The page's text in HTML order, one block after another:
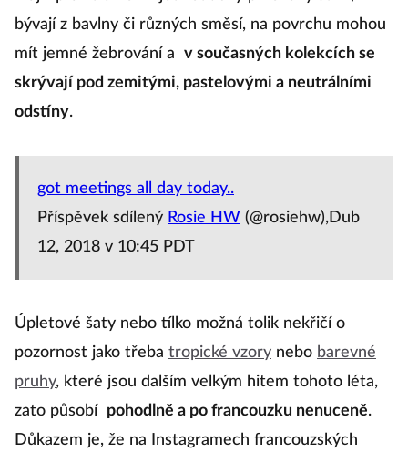
bývají z bavlny či různých směsí, na povrchu mohou
mít jemné žebrování a
v současných kolekcích se
skrývají pod zemitými, pastelovými a neutrálními
odstíny.
got meetings all day today..
Příspěvek sdílený Rosie HW (@rosiehw),Dub
12, 2018 v 10:45 PDT
Úpletové šaty nebo tílko možná tolik nekřičí o
pozornost jako třeba tropické vzory nebo barevné
pruhy, které jsou dalším velkým hitem tohoto léta,
zato působí
pohodlně a po francouzku nenuceně.
Důkazem je, že na Instagramech francouzských